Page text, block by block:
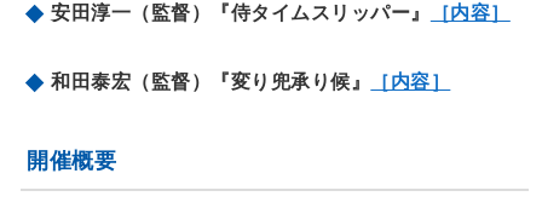
安田淳一（監督）『侍タイムスリッパー』 ［内容］
和田泰宏（監督）『変り兜承り候』 ［内容］
開催概要